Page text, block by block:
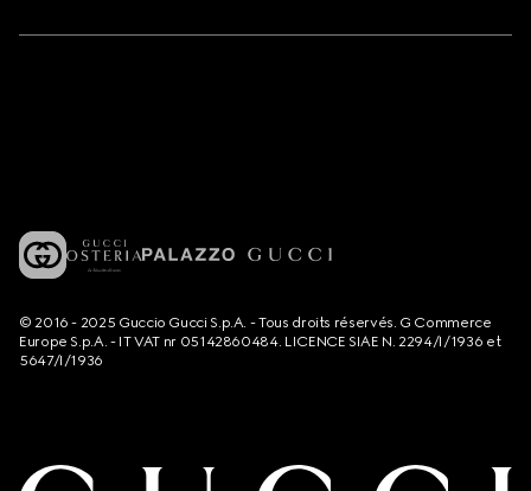
© 2016 - 2025 Guccio Gucci S.p.A. - Tous droits réservés. G Commerce
Europe S.p.A. - IT VAT nr 05142860484. LICENCE SIAE N. 2294/I/1936 et
5647/I/1936